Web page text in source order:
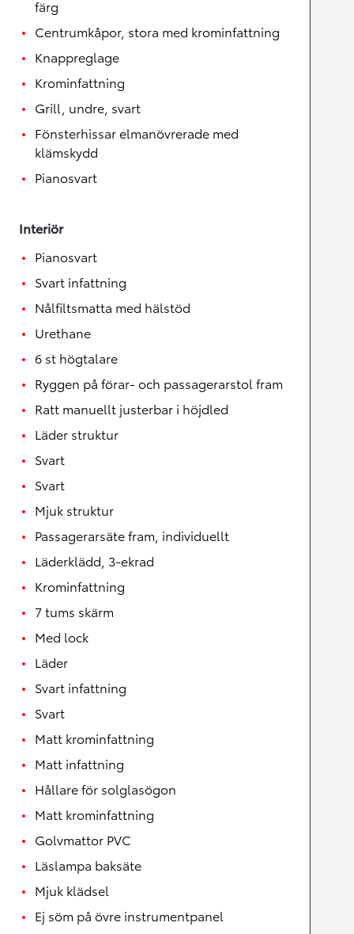
färg
Centrumkåpor, stora med krominfattning
Knappreglage
Krominfattning
Grill, undre, svart
Fönsterhissar elmanövrerade med
klämskydd
Pianosvart
Interiör
Pianosvart
Svart infattning
Nålfiltsmatta med hälstöd
Urethane
6 st högtalare
Ryggen på förar- och passagerarstol fram
Ratt manuellt justerbar i höjdled
Läder struktur
Svart
Svart
Mjuk struktur
Passagerarsäte fram, individuellt
Läderklädd, 3-ekrad
Krominfattning
7 tums skärm
Med lock
Läder
Svart infattning
Svart
Matt krominfattning
Matt infattning
Hållare för solglasögon
Matt krominfattning
Golvmattor PVC
Läslampa baksäte
Mjuk klädsel
Ej söm på övre instrumentpanel